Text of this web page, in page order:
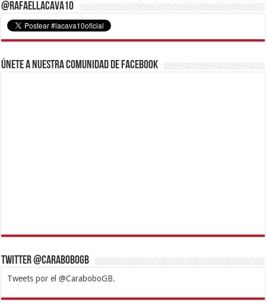
@RafaelLacava10
Únete a nuestra comunidad de Facebook
Twitter @CaraboboGB
Tweets por el @CaraboboGB.
1xbetBetturkeyBetistKralbetSupertotobetTipobetMatadorbetMariobet
https://mvbcasino.com/